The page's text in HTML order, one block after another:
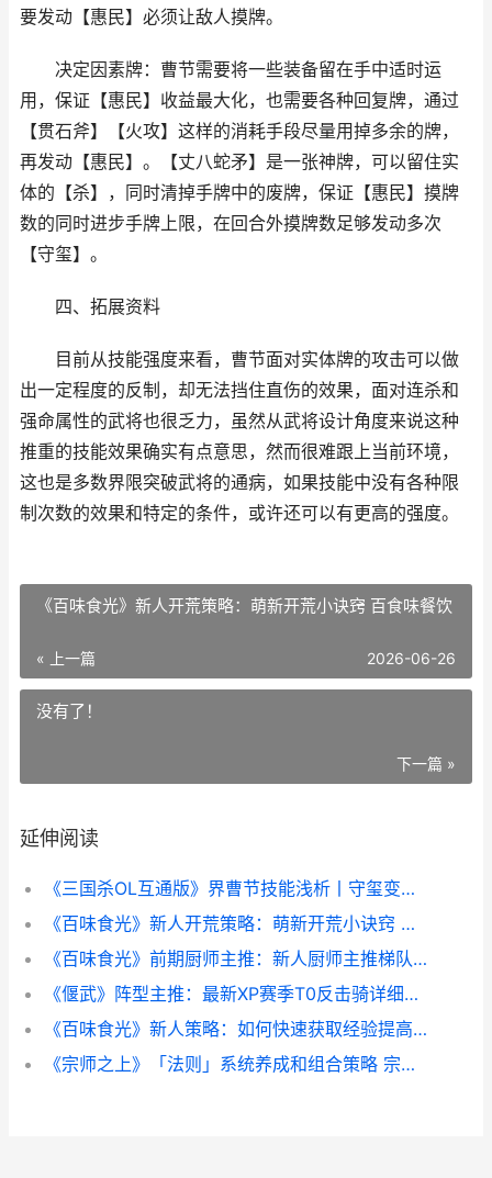
要发动【惠民】必须让敌人摸牌。
决定因素牌：曹节需要将一些装备留在手中适时运
用，保证【惠民】收益最大化，也需要各种回复牌，通过
【贯石斧】【火攻】这样的消耗手段尽量用掉多余的牌，
再发动【惠民】。【丈八蛇矛】是一张神牌，可以留住实
体的【杀】，同时清掉手牌中的废牌，保证【惠民】摸牌
数的同时进步手牌上限，在回合外摸牌数足够发动多次
【守玺】。
四、拓展资料
目前从技能强度来看，曹节面对实体牌的攻击可以做
出一定程度的反制，却无法挡住直伤的效果，面对连杀和
强命属性的武将也很乏力，虽然从武将设计角度来说这种
推重的技能效果确实有点意思，然而很难跟上当前环境，
这也是多数界限突破武将的通病，如果技能中没有各种限
制次数的效果和特定的条件，或许还可以有更高的强度。
《百味食光》新人开荒策略：萌新开荒小诀窍 百食味餐饮
« 上一篇 2026-06-26
没有了！
下一篇 »
延伸阅读
《三国杀OL互通版》界曹节技能浅析丨守玺变砸玺 三国杀ol互通版新手教程
《百味食光》新人开荒策略：萌新开荒小诀窍 百食味餐饮
《百味食光》前期厨师主推：新人厨师主推梯队排行策略 百味食尚
《偃武》阵型主推：最新XP赛季T0反击骑详细解答 偃武櫜兵
《百味食光》新人策略：如何快速获取经验提高等级 百味百味
《宗师之上》「法则」系统养成和组合策略 宗师之王